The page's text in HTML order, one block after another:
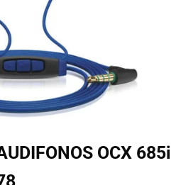
marcas del
mercado,
desde
guitarras, bajos
y baterías
amplificadores,
También
contamos con
OCX 685i